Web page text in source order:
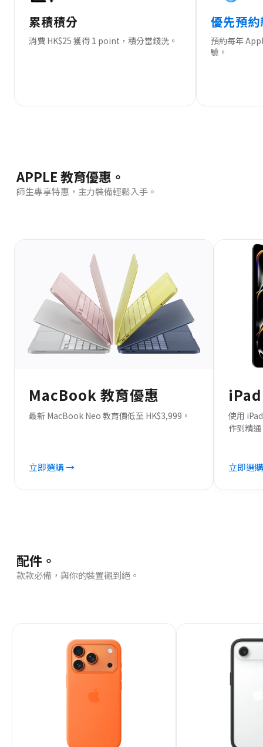
累積積分
消費 HK$25 獲得 1 point，積分當錢洗。
優先預
預約每年
驗。
APPLE 教育優惠。
師生專享特惠，主力裝備輕鬆入手。
MacBook 教育優惠
最新 MacBook Neo 教育價低至 HK$3,999。
立即選購 →
使用
作到精
立即選
配件。
款款必備，與你的裝置襯到絕。